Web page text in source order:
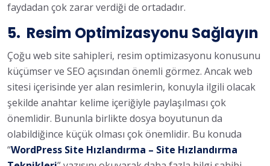
faydadan çok zarar verdiği de ortadadır.
5. Resim Optimizasyonu Sağlayın
Çoğu web site sahipleri, resim optimizasyonu konusunu
küçümser ve SEO açısından önemli görmez. Ancak web
sitesi içerisinde yer alan resimlerin, konuyla ilgili olacak
şekilde anahtar kelime içeriğiyle paylaşılması çok
önemlidir. Bununla birlikte dosya boyutunun da
olabildiğince küçük olması çok önemlidir. Bu konuda
“WordPress Site Hızlandırma – Site Hızlandırma